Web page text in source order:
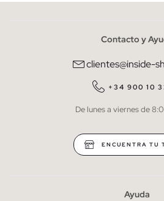
He leído y entiendo lapolítica de
QUIERO
* Puedes cancelar la suscripción en
Contacto y
clientes@inside-
+34 900 10
De lunes a viernes de
ENCUENTRA TU
Ayuda